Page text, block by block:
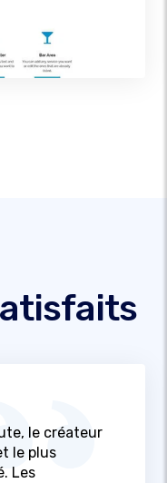
le créateur
le plus
Les